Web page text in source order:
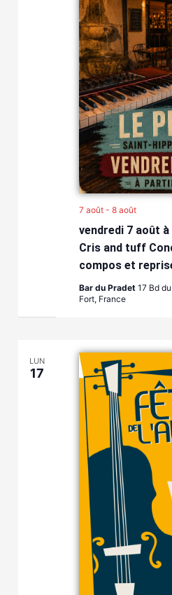
vendredi 7 août
Cris and tuff
compos et
7 août- 8 août
Bar du Pradet 17 Bd
Fort, France
LUN
17